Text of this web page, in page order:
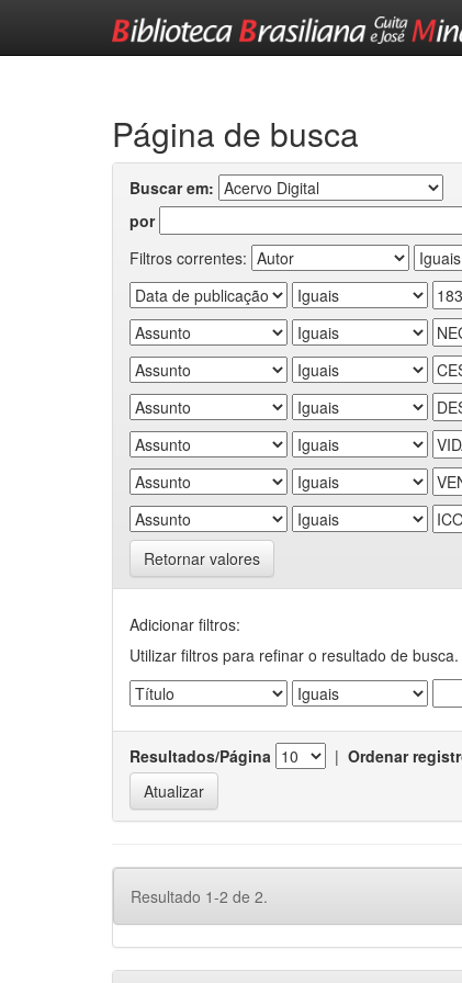
Página de busca
Buscar em:
por
Filtros correntes:
Retornar valores
Adicionar filtros:
Utilizar filtros para refinar o resultado de busca.
Resultados/Página | Ordenar
Resultado 1-2 de 2.